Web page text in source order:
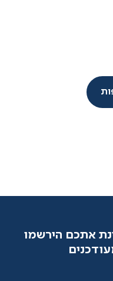
אתכם הירשמו